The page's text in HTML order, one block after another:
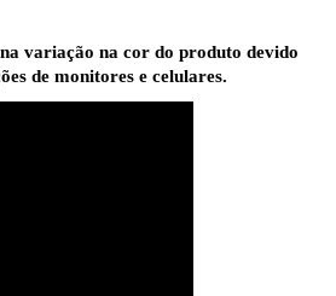
variação na cor do produto devido
de monitores e celulares.